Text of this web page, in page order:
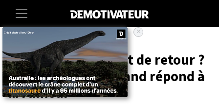
Entertainment Tele
Secret Story bientôt de retour ?
Christophe Beaugrand répond à
la rumeur
×